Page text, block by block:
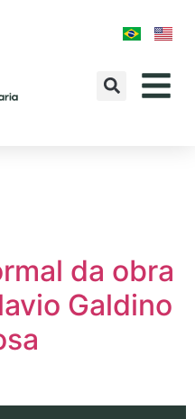
da obra
Galdino